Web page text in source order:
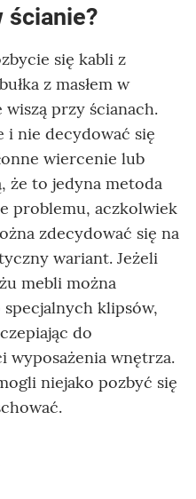
ścianie?
się kabli z
z masłem w
przy ścianach.
i nie decydować się
wiercenie lub
że to jedyna metoda
problemu, aczkolwiek
zdecydować się na
wariant. Jeżeli
mebli można
klipsów,
do
wyposażenia wnętrza.
niejako pozbyć się